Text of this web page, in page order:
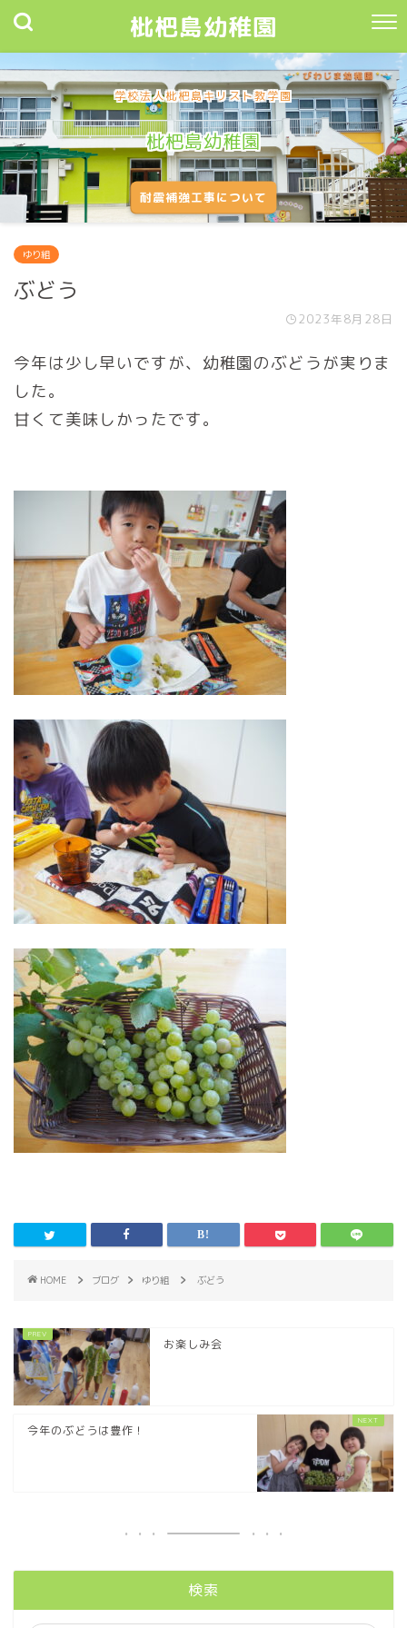
枇杷島幼稚園
学校法人枇杷島キリスト教学園
枇杷島幼稚園
耐震補強工事について
ゆり組
ぶどう
2023年8月28日
今年は少し早いですが、幼稚園のぶどうが実りま
した。
甘くて美味しかったです。
HOME ブログ ゆり組 ぶどう
お楽しみ会
今年のぶどうは豊作！
検索